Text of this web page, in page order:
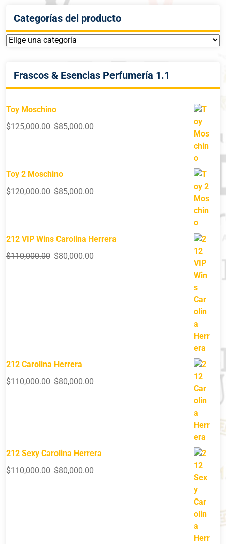
Categorías del producto
Frascos & Esencias Perfumería 1.1
Toy Moschino
$125,000.00 $85,000.00
Toy 2 Moschino
$120,000.00 $85,000.00
212 VIP Wins Carolina Herrera
$110,000.00 $80,000.00
212 Carolina Herrera
$110,000.00 $80,000.00
212 Sexy Carolina Herrera
$110,000.00 $80,000.00